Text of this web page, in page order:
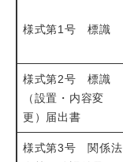
様式第1号 標識
様式第2号 標識
（設置・内容変
更）届出書
様式第3号 関係法